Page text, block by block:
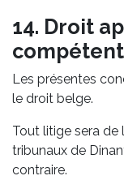
14. Droit
Les présentes
le droit belge.
Tout litige sera
tribunaux de
contraire.